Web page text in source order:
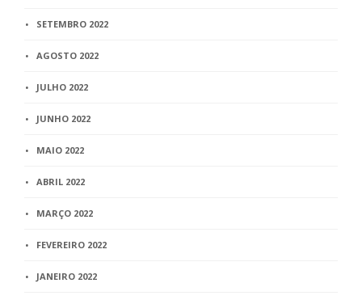
SETEMBRO 2022
AGOSTO 2022
JULHO 2022
JUNHO 2022
MAIO 2022
ABRIL 2022
MARÇO 2022
FEVEREIRO 2022
JANEIRO 2022